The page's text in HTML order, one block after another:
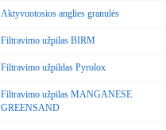
Aktyvuotosios anglies granulės
Filtravimo užpilas BIRM
Filtravimo užpildas Pyrolox
Filtravimo užpilas MANGANESE
GREENSAND